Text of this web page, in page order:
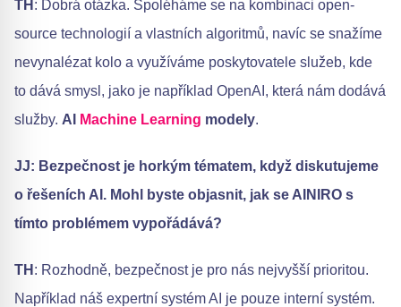
TH : Dobrá otázka. Spoléháme se na kombinaci open-
source technologií a vlastních algoritmů, navíc se snažíme
nevynalézat kolo a využíváme poskytovatele služeb, kde
to dává smysl, jako je například OpenAI, která nám dodává
služby. AI Machine Learning modely.
JJ: Bezpečnost je horkým tématem, když diskutujeme
o řešeních AI. Mohl byste objasnit, jak se AINIRO s
tímto problémem vypořádává?
TH : Rozhodně, bezpečnost je pro nás nejvyšší prioritou.
Například náš expertní systém AI je pouze interní systém.